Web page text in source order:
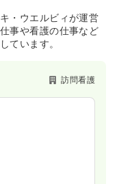
詳細を見る
・ウエルビィが運営
事や看護の仕事など
ています。
訪問看護